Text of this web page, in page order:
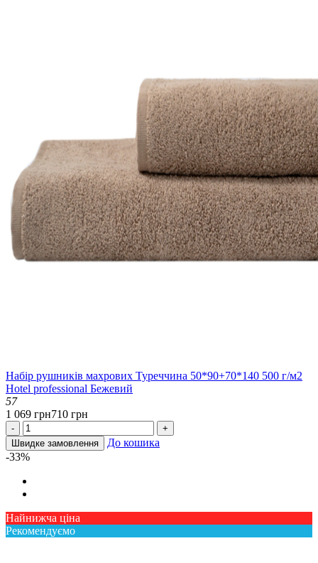
Набір рушників махрових Туреччина 50*90+70*140 500 г/м2
Hotel professional Бежевий
57
1 069 грн710 грн
-
+
Швидке замовлення
До кошика
-33%
Найнижча ціна
Рекомендуємо